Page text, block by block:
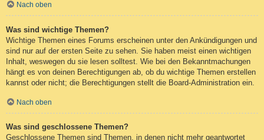
Nach oben
Was sind wichtige Themen?
Wichtige Themen eines Forums erscheinen unter den Ankündigungen und
sind nur auf der ersten Seite zu sehen. Sie haben meist einen wichtigen
Inhalt, weswegen du sie lesen solltest. Wie bei den Bekanntmachungen
hängt es von deinen Berechtigungen ab, ob du wichtige Themen erstellen
kannst oder nicht; die Berechtigungen stellt die Board-Administration ein.
Nach oben
Was sind geschlossene Themen?
Geschlossene Themen sind Themen, in denen nicht mehr geantwortet